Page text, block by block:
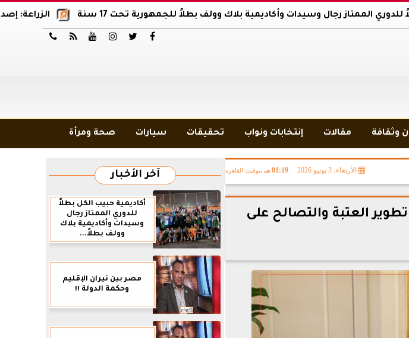
الزراعة: إصدار 12 ألف موافقة وتصريح بالمبيدات خلال 6 شهور رجال وسيدات وأكاديمية بلاك وولف بطلاً للجمهورية تحت 17 سنة






وثقافة مقالات إنتخابات ونواب تحقيقات سيارات صحة ومرأة
الأربعاء، 3 يونيو 2026 01:19 مـ بتوقيت القاهرة
العتبة والتصالح على
آخر الأخبار
أكاديمية حبيب الكل بطلاً
للدوري الممتاز رجال
وسيدات وأكاديمية بلاك
وولف بطلاً...
مصر بين نيران الإقليم
وحكمة الدولة !!